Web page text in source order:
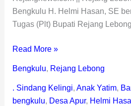
Bengkulu H. Helmi Hasan, SE
Tugas (Plt) Bupati Rejang
Read More »
Bengkulu, Rejang Lebong
. Sindang Kelingi, Anak Yatim,
bengkulu, Desa Apur, Helmi